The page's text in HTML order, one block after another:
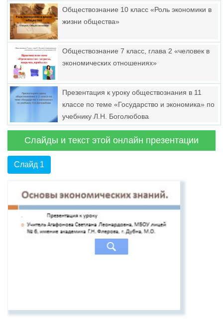
Обществознание 10 класс «Роль экономики в
жизни общества»
Обществознание 7 класс, глава 2 «человек в
экономических отношениях»
Презентация к уроку обществознания в 11
классе по теме «Государство и экономика» по
учебнику Л.Н. Боголюбова
Слайды и текст этой онлайн презентации
Слайд 1